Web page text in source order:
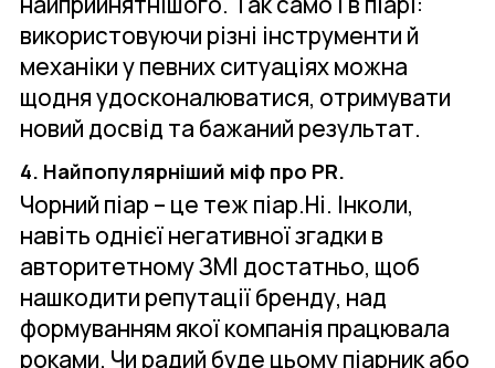
використовуючи різні інструменти й
механіки у певних ситуаціях можна
щодня удосконалюватися, отримувати
новий досвід та бажаний результат.
4. Найпопулярніший міф про PR.
Чорний піар – це теж піар.Ні. Інколи,
навіть однієї негативної згадки в
авторитетному ЗМІ достатньо, щоб
нашкодити репутації бренду, над
формуванням якої компанія працювала
роками. Чи радий буде цьому піарник або